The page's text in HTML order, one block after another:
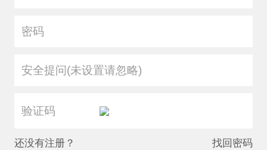
安全提问(未设置请忽略)
还没有注册？ 找回密码